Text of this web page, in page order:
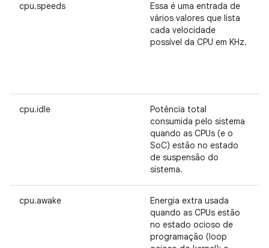
cpu.speeds
Essa é uma entrada de
vários valores que lista
cada velocidade
possível da CPU em KHz.
cpu.idle
Potência total
consumida pelo sistema
quando as CPUs (e o
SoC) estão no estado
de suspensão do
sistema.
cpu.awake
Energia extra usada
quando as CPUs estão
no estado ocioso de
programação (loop